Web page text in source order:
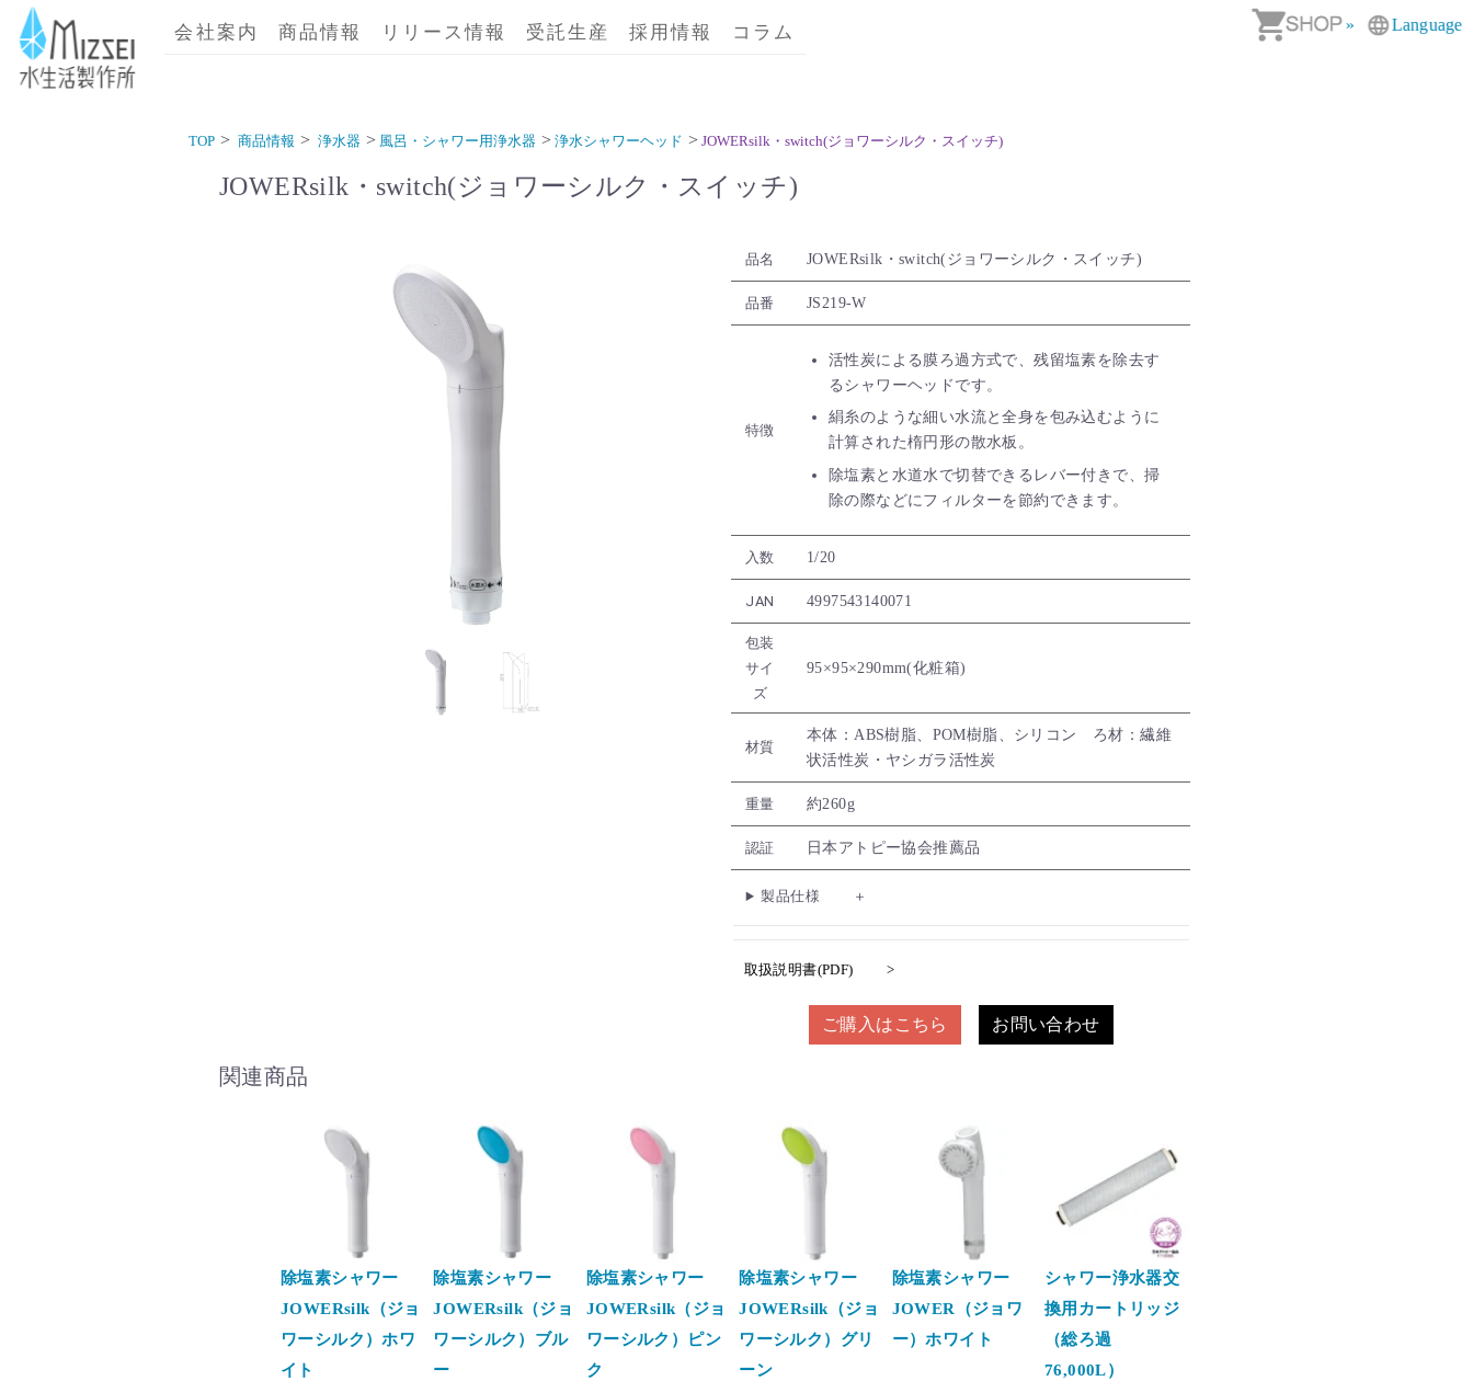
» Language
商品情報｜水生活製作所
会社案内 商品情報 リリース情報 受託生産 採用情報 コラム
TOP 商品情報 浄水器 風呂・シャワー用浄水器 浄水シャワーヘッド JOWERsilk・switch(ジョワーシルク・スイッチ)
JOWERsilk・switch(ジョワーシルク・スイッチ)
品名 JOWERsilk・switch(ジョワーシルク・スイッチ)
品番 JS219-W
特徴
活性炭による膜ろ過方式で、残留塩素を除去す
るシャワーヘッドです。
絹糸のような細い水流と全身を包み込むように
計算された楕円形の散水板。
除塩素と水道水で切替できるレバー付きで、掃
除の際などにフィルターを節約できます。
入数 1/20
JAN 4997543140071
包装
サイ
ズ
95×95×290mm(化粧箱)
材質
本体：ABS樹脂、POM樹脂、シリコン ろ材：繊維
状活性炭・ヤシガラ活性炭
重量 約260g
認証 日本アトピー協会推薦品
製品仕様
取扱説明書(PDF)
ご購入はこちら お問い合わせ
関連商品
除塩素シャワー
JOWERsilk（ジョ
ワーシルク）ホワ
イト
除塩素シャワー
JOWERsilk（ジョ
ワーシルク）ブル
ー
除塩素シャワー
JOWERsilk（ジョ
ワーシルク）ピン
ク
除塩素シャワー
JOWERsilk（ジョ
ワーシルク）グリ
ーン
除塩素シャワー
JOWER（ジョワ
ー）ホワイト
シャワー浄水器交
換用カートリッジ
（総ろ過
76,000L）